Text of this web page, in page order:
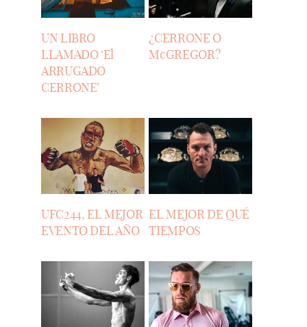
UN LIBRO
LLAMADO ‘El
ARRUGADO
CERRONE’
¿CERRONE O
McGREGOR?
UFC244, EL MEJOR
EVENTO DEL AÑO
EL MEJOR DE QUÉ
TIEMPOS